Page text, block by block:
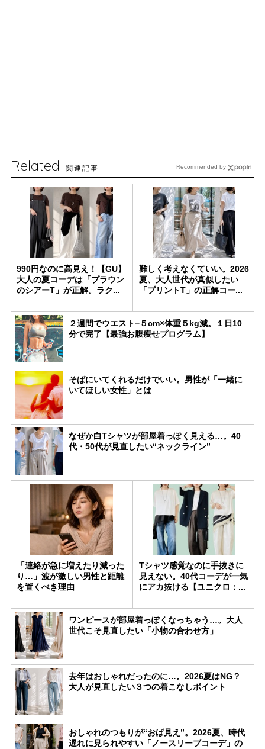
Related 関連記事
990円なのに高見え！【GU】
大人の夏コーデは「ブラウン
のシアーT」が正解。ラク...
難しく考えなくていい。2026
夏、大人世代が真似したい
「プリントT」の正解コー...
２週間でウエスト−５cm×体重５kg減。１日10
分で完了【最強お腹痩せプログラム】
そばにいてくれるだけでいい。男性が「一緒に
いてほしい女性」とは
なぜか白Tシャツが部屋着っぽく見える…。40
代・50代が見直したい“ネックライン”
「連絡が急に増えたり減った
り…」波が激しい男性と距離
を置くべき理由
Tシャツ感覚なのに手抜きに
見えない。40代コーデが一気
にアカ抜ける【ユニクロ：...
ワンピースが部屋着っぽくなっちゃう…。大人
世代こそ見直したい「小物の合わせ方」
去年はおしゃれだったのに…。2026夏はNG？
大人が見直したい３つの着こなしポイント
おしゃれのつもりが“おば見え”。2026夏、時代
遅れに見られやすい「ノースリーブコーデ」の
Recommended by